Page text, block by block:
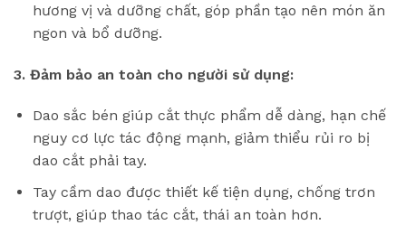
hương vị và dưỡng chất, góp phần tạo nên món ăn
ngon và bổ dưỡng.
3. Đảm bảo an toàn cho người sử dụng:
Dao sắc bén giúp cắt thực phẩm dễ dàng, hạn chế
nguy cơ lực tác động mạnh, giảm thiểu rủi ro bị
dao cắt phải tay.
Tay cầm dao được thiết kế tiện dụng, chống trơn
trượt, giúp thao tác cắt, thái an toàn hơn.